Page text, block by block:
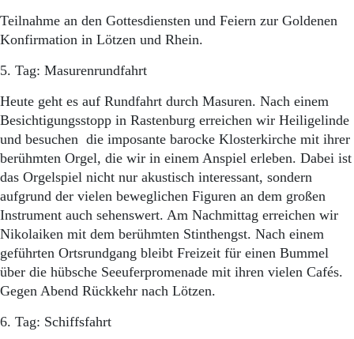
Teilnahme an den Gottesdiensten und Feiern zur Goldenen
Konfirmation in Lötzen und Rhein.
5. Tag: Masurenrundfahrt
Heute geht es auf Rundfahrt durch Masuren. Nach einem
Besichtigungsstopp in Rastenburg erreichen wir Heiligelinde
und besuchen die imposante barocke Klosterkirche mit ihrer
berühmten Orgel, die wir in einem Anspiel erleben. Dabei ist
das Orgelspiel nicht nur akustisch interessant, sondern
aufgrund der vielen beweglichen Figuren an dem großen
Instrument auch sehenswert. Am Nachmittag erreichen wir
Nikolaiken mit dem berühmten Stinthengst. Nach einem
geführten Ortsrundgang bleibt Freizeit für einen Bummel
über die hübsche Seeuferpromenade mit ihren vielen Cafés.
Gegen Abend Rückkehr nach Lötzen.
6. Tag: Schiffsfahrt